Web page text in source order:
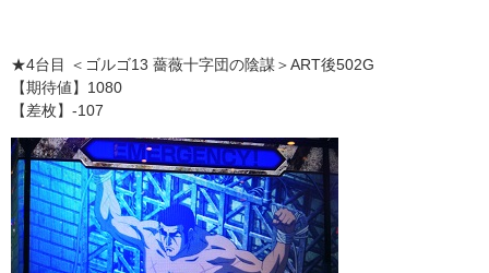
★4台目 ＜ゴルゴ13 薔薇十字団の陰謀＞ART後502G
【期待値】1080
【差枚】-107